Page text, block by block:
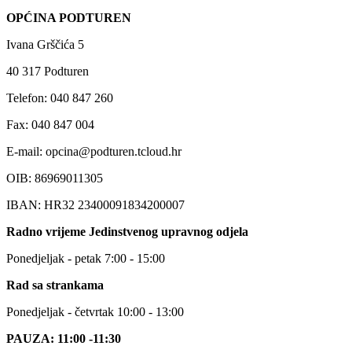
OPĆINA PODTUREN
Ivana Grščića 5
40 317 Podturen
Telefon: 040 847 260
Fax: 040 847 004
E-mail: opcina@podturen.tcloud.hr
OIB: 86969011305
IBAN: HR32 23400091834200007
Radno vrijeme Jedinstvenog upravnog odjela
Ponedjeljak - petak 7:00 - 15:00
Rad sa strankama
Ponedjeljak - četvrtak 10:00 - 13:00
PAUZA: 11:00 -11:30